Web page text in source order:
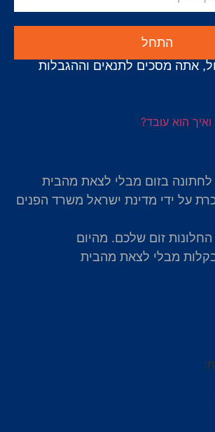
התחל
אתה מסכים לתנאים וההגבלות
בזום מבלי לצאת מהבית
על ידי מדינת ישראל משרד הפנים
זום שלכם. מהיום
מבלי לצאת מהבית